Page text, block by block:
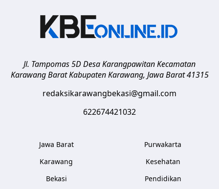
Jl. Tampomas 5D Desa Karangpawitan Kecamatan
Karawang Barat Kabupaten Karawang, Jawa Barat 41315
redaksikarawangbekasi@gmail.com
622674421032
Jawa Barat
Karawang
Bekasi
Purwakarta
Kesehatan
Pendidikan